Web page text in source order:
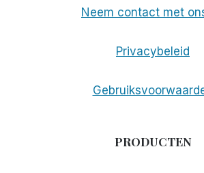
Neem contact met
Privacybeleid
PRODUCTEN